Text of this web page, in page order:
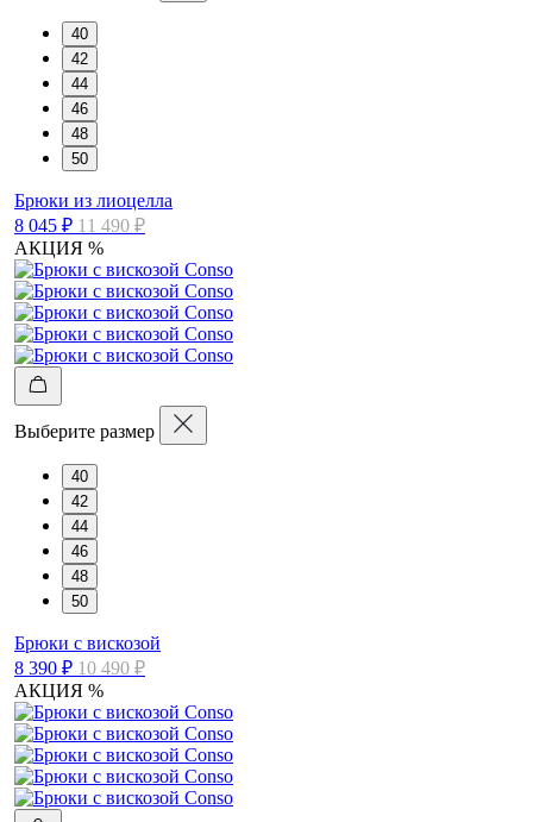
40
42
44
46
48
50
Брюки из лиоцелла
8 045 ₽ 11 490 ₽
АКЦИЯ %
Выберите размер
40
42
44
46
48
50
Брюки с вискозой
8 390 ₽ 10 490 ₽
АКЦИЯ %